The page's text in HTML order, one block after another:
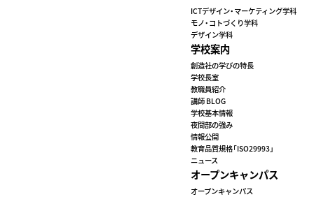
ICTデザイン・マーケティング学科
モノ・コトづくり学科
デザイン学科
学校案内
創造社の学びの特長
学校長室
教職員紹介
講師 BLOG
学校基本情報
夜間部の強み
情報公開
教育品質規格「ISO29993」
ニュース
オープンキャンパス
オープンキャンパス